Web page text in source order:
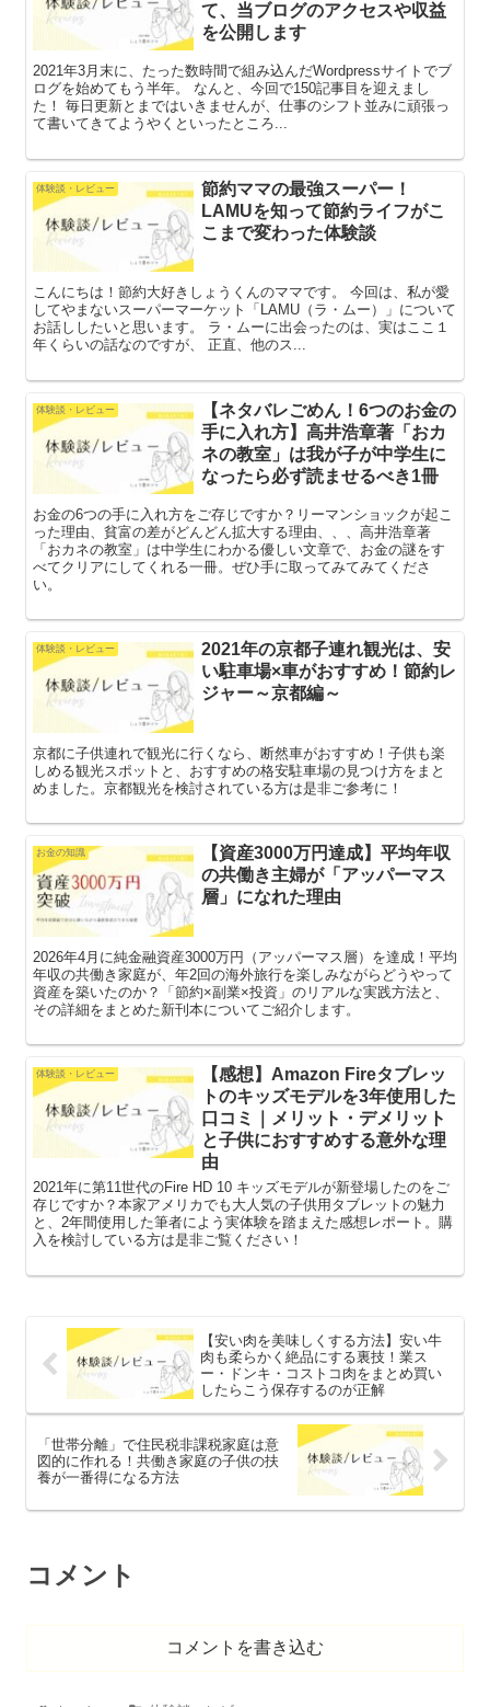
て、当ブログのアクセスや収益
を公開します
2021年3月末に、たった数時間で組み込んだWordpressサイトでブ
ログを始めてもう半年。 なんと、今回で150記事目を迎えまし
た！ 毎日更新とまではいきませんが、仕事のシフト並みに頑張っ
て書いてきてようやくといったところ...
体験談・レビュー
節約ママの最強スーパー！
LAMUを知って節約ライフがこ
こまで変わった体験談
こんにちは！節約大好きしょうくんのママです。 今回は、私が愛
してやまないスーパーマーケット「LAMU（ラ・ムー）」について
お話ししたいと思います。 ラ・ムーに出会ったのは、実はここ１
年くらいの話なのですが、 正直、他のス...
体験談・レビュー
【ネタバレごめん！6つのお金の
手に入れ方】高井浩章著「おカ
ネの教室」は我が子が中学生に
なったら必ず読ませるべき1冊
お金の6つの手に入れ方をご存じですか？リーマンショックが起こ
った理由、貧富の差がどんどん拡大する理由、、、高井浩章著
「おカネの教室」は中学生にわかる優しい文章で、お金の謎をす
べてクリアにしてくれる一冊。ぜひ手に取ってみてみてくださ
い。
体験談・レビュー
2021年の京都子連れ観光は、安
い駐車場×車がおすすめ！節約レ
ジャー～京都編～
京都に子供連れで観光に行くなら、断然車がおすすめ！子供も楽
しめる観光スポットと、おすすめの格安駐車場の見つけ方をまと
めました。京都観光を検討されている方は是非ご参考に！
お金の知識
【資産3000万円達成】平均年収
の共働き主婦が「アッパーマス
層」になれた理由
2026年4月に純金融資産3000万円（アッパーマス層）を達成！平均
年収の共働き家庭が、年2回の海外旅行を楽しみながらどうやって
資産を築いたのか？「節約×副業×投資」のリアルな実践方法と、
その詳細をまとめた新刊本についてご紹介します。
体験談・レビュー
【感想】Amazon Fireタブレッ
トのキッズモデルを3年使用した
口コミ｜メリット・デメリット
と子供におすすめする意外な理
由
2021年に第11世代のFire HD 10 キッズモデルが新登場したのをご
存じですか？本家アメリカでも大人気の子供用タブレットの魅力
と、2年間使用した筆者によう実体験を踏まえた感想レポート。購
入を検討している方は是非ご覧ください！
【安い肉を美味しくする方法】安い牛
肉も柔らかく絶品にする裏技！業ス
ー・ドンキ・コストコ肉をまとめ買い
したらこう保存するのが正解
「世帯分離」で住民税非課税家庭は意
図的に作れる！共働き家庭の子供の扶
養が一番得になる方法
コメント
コメントを書き込む